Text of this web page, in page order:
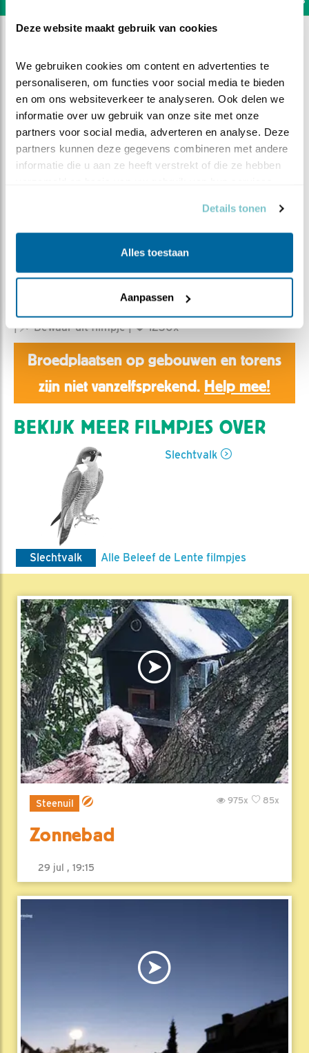
Deze website maakt gebruik van cookies
We gebruiken cookies om content en advertenties te
personaliseren, om functies voor social media te bieden
en om ons websiteverkeer te analyseren. Ook delen we
informatie over uw gebruik van onze site met onze
partners voor social media, adverteren en analyse. Deze
partners kunnen deze gegevens combineren met andere
informatie die u aan ze heeft verstrekt of die ze hebben
Details tonen
Alles toestaan
Aanpassen
DEEL DIT FILMPJE
Code oranje
|
Bewaar dit filmpje| 1230x
Broedplaatsen op gebouwen en torens
zijn niet vanzelfsprekend. Help mee!
BEKIJK MEER FILMPJES OVER
Slechtvalk
Slechtvalk Alle Beleef de Lente filmpjes
Steenuil 85x
975x
Zonnebad
29 jul , 19:15